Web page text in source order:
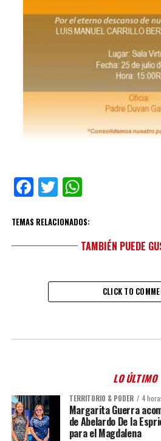
Facebook
TwitterWhatsApp
TEMAS RELACIONADOS:
TAMBIÉN PUEDE
CLICK TO
LO ÚLTIMO
TERRITORIO & PODER 4
Margarita Guerra
de Abelardo De la
para el Magdalena